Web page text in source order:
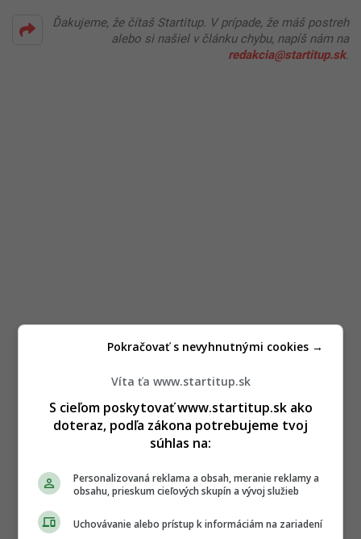
Ďakujeme, že čítaš Startitup. V prípade, že máš postreh
alebo si našiel v článku chybu, napíš nám na
redakcia@startitup.sk.
Víta ťa www.startitup.sk
S cieľom poskytovať www.startitup.sk ako
doteraz, podľa zákona potrebujeme tvoj
súhlas na:
Personalizovaná reklama a obsah, meranie reklamy a
obsahu, prieskum cieľových skupín a vývoj služieb
Uchovávanie alebo prístup k informáciám na zariadení
Pokračovať s nevyhnutnými cookies →